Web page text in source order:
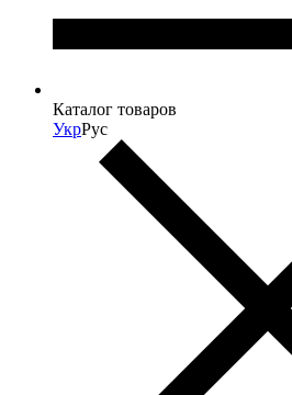
Каталог товаров
УкрРус